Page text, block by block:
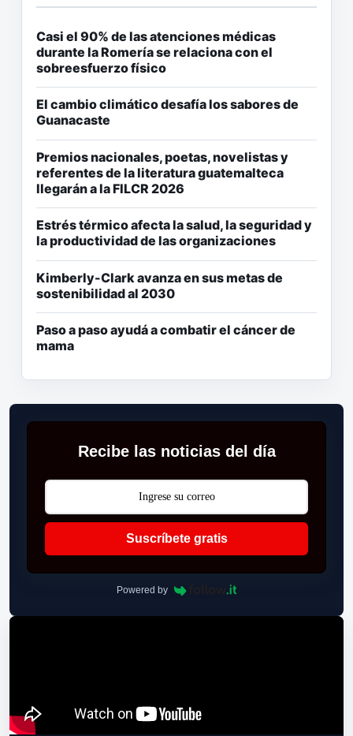
Casi el 90% de las atenciones médicas
durante la Romería se relaciona con el
sobreesfuerzo físico
El cambio climático desafía los sabores de
Guanacaste
Premios nacionales, poetas, novelistas y
referentes de la literatura guatemalteca
llegarán a la FILCR 2026
Estrés térmico afecta la salud, la seguridad y
la productividad de las organizaciones
Kimberly-Clark avanza en sus metas de
sostenibilidad al 2030
Paso a paso ayudá a combatir el cáncer de
mama
Recibe las noticias del día
Suscríbete gratis
Powered by